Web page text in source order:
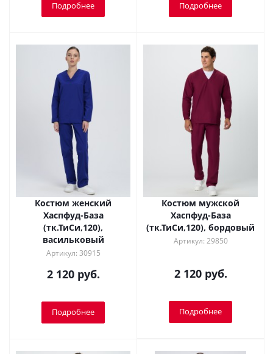
Подробнее Подробнее
Костюм женский
Хаспфуд-База
(тк.ТиСи,120),
васильковый
Артикул: 30915
2 120 руб.
Подробнее
Костюм мужской
Хаспфуд-База
(тк.ТиСи,120), бордовый
Артикул: 29850
2 120 руб.
Подробнее